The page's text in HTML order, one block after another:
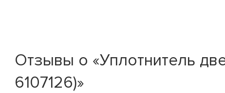
Отзывы о «Уплотнитель
6107126)»